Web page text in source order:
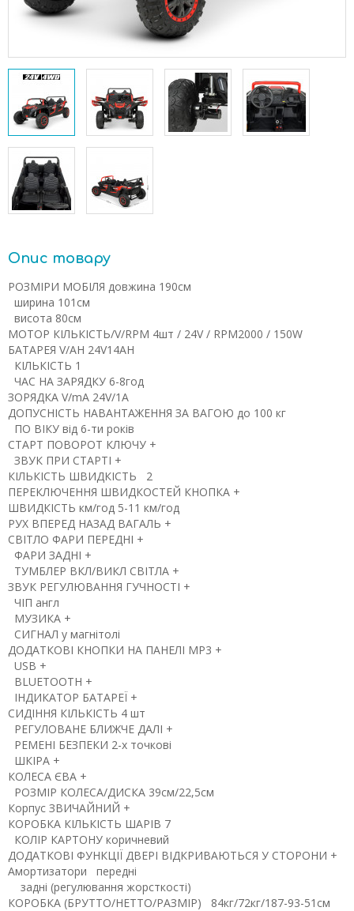
Опис товару
РОЗМІРИ МОБІЛЯ довжина 190см
ширина 101см
висота 80см
МОТОР КІЛЬКІСТЬ/V/RPM 4шт / 24V / RPM2000 / 150W
БАТАРЕЯ V/AH 24V14AH
КІЛЬКІСТЬ 1
ЧАС НА ЗАРЯДКУ 6-8год
ЗОРЯДКА V/mA 24V/1A
ДОПУСНІСТЬ НАВАНТАЖЕННЯ ЗА ВАГОЮ до 100 кг
ПО ВІКУ від 6-ти років
СТАРТ ПОВОРОТ КЛЮЧУ +
ЗВУК ПРИ СТАРТІ +
КІЛЬКІСТЬ ШВИДКІСТЬ
2
ПЕРЕКЛЮЧЕННЯ ШВИДКОСТЕЙ КНОПКА +
ШВИДКІСТЬ км/год 5-11 км/год
РУХ ВПЕРЕД НАЗАД ВАГАЛЬ +
СВІТЛО ФАРИ ПЕРЕДНІ +
ФАРИ ЗАДНІ +
ТУМБЛЕР ВКЛ/ВИКЛ СВІТЛА +
ЗВУК РЕГУЛЮВАННЯ ГУЧНОСТІ +
ЧІП англ
МУЗИКА +
СИГНАЛ у магнітолі
ДОДАТКОВІ КНОПКИ НА ПАНЕЛІ MP3 +
USB +
BLUETOOTH +
ІНДИКАТОР БАТАРЕЇ +
СИДІННЯ КІЛЬКІСТЬ 4 шт
РЕГУЛОВАНЕ БЛИЖЧЕ ДАЛІ +
РЕМЕНІ БЕЗПЕКИ 2-х точкові
ШКІРА +
КОЛЕСА ЄВА +
РОЗМІР КОЛЕСА/ДИСКА 39см/22,5см
Корпус ЗВИЧАЙНИЙ +
КОРОБКА КІЛЬКІСТЬ ШАРІВ 7
КОЛІР КАРТОНУ коричневий
ДОДАТКОВІ ФУНКЦІЇ ДВЕРІ ВІДКРИВАЮТЬСЯ У СТОРОНИ +
Амортизатори
передні
задні (регулювання жорсткості)
КОРОБКА (БРУТТО/НЕТТО/РАЗМІР)
84кг/72кг/187-93-51см